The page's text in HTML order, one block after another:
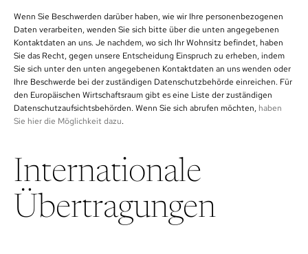
Wenn Sie Beschwerden darüber haben, wie wir Ihre personenbezogenen
Daten verarbeiten, wenden Sie sich bitte über die unten angegebenen
Kontaktdaten an uns. Je nachdem, wo sich Ihr Wohnsitz befindet, haben
Sie das Recht, gegen unsere Entscheidung Einspruch zu erheben, indem
Sie sich unter den unten angegebenen Kontaktdaten an uns wenden oder
Ihre Beschwerde bei der zuständigen Datenschutzbehörde einreichen. Für
den Europäischen Wirtschaftsraum gibt es eine Liste der zuständigen
Datenschutzaufsichtsbehörden. Wenn Sie sich abrufen möchten, haben
Sie hier die Möglichkeit dazu.
Internationale
Übertragungen